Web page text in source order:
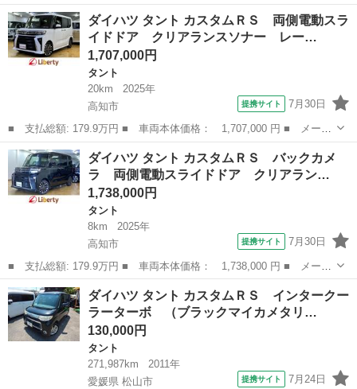
名： ダイハツ ■ 車種名： タント ■ グレード名： カスタムＲ
Ｓ バックカメラ 両側電動スライドドア クリアランスソナー 衝
突被害軽減...
高知 高知市 タント
ダイハツ タント カスタムＲＳ 両側電動スラ
イドドア クリアランスソナー レー…
1,707,000円
タント
20km
2025年
高知市
提携サイト 7月30日
■ 支払総額: 179.9万円 ■ 車両本体価格： 1,707,000 円 ■ メーカ
ー名： ダイハツ ■ 車種名： タント ■ グレード名： カスタム
ＲＳ 両側電動スライドドア クリアランスソナー レーンアシス
ト 衝突被...
高知 高知市 タント
ダイハツ タント カスタムＲＳ バックカメ
ラ 両側電動スライドドア クリアラン…
1,738,000円
タント
8km
2025年
高知市
提携サイト 7月30日
■ 支払総額: 179.9万円 ■ 車両本体価格： 1,738,000 円 ■ メーカ
ー名： ダイハツ ■ 車種名： タント ■ グレード名： カスタム
ＲＳ バックカメラ 両側電動スライドドア クリアランスソナー
衝突被害...
高知 高知市 タント
ダイハツ タント カスタムＲＳ インタークー
ラーターボ （ブラックマイカメタリ…
130,000円
タント
271,987km
2011年
愛媛県 松山市
提携サイト 7月24日